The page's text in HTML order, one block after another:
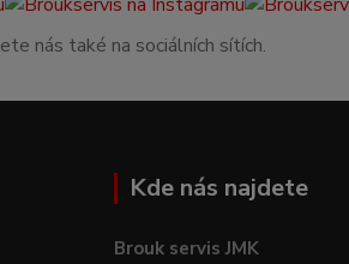
nás také na sociálních sítích.
Kde nás najdete
Brouk servis JMK